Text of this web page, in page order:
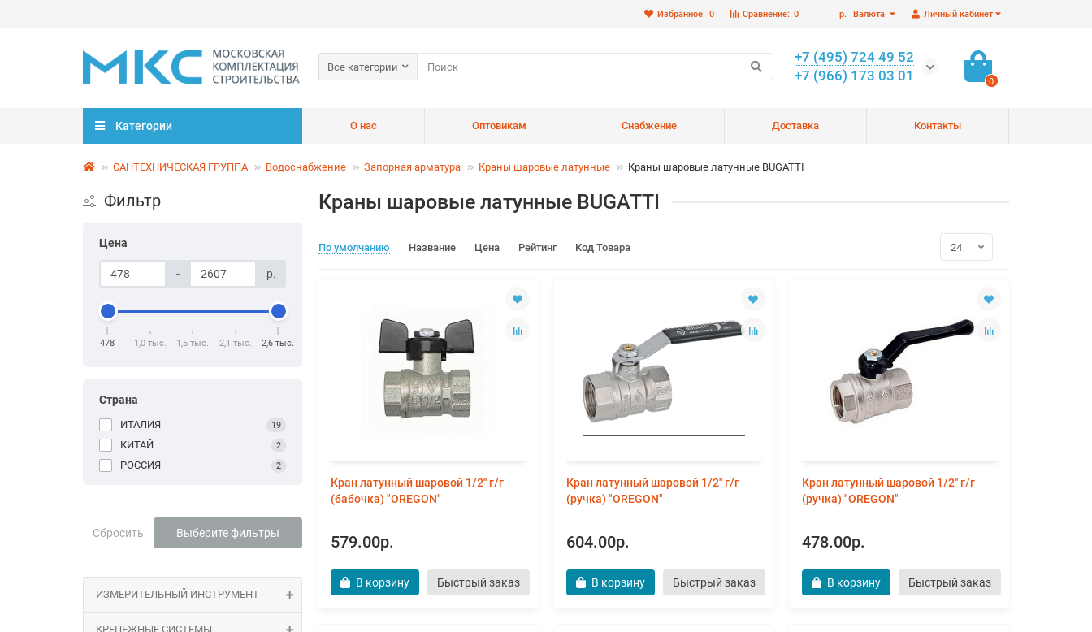
Личный кабинет
р. Валюта
Сравнение: 0
Избранное: 0
Все категории
+7 (495) 724 49 52
+7 (966) 173 03 01
0
Категории О нас Оптовикам Снабжение Доставка Контакты
САНТЕХНИЧЕСКАЯ ГРУППА Водоснабжение Запорная арматура Краны шаровые латунные Краны шаровые латунные BUGATTI
Фильтр
Цена
- р.
478 1,0 тыс. 1,5 тыс. 2,1 тыс. 2,6 тыс.
Страна
ИТАЛИЯ 19
КИТАЙ 2
РОССИЯ 2
Сбросить Выберите фильтры
ИЗМЕРИТЕЛЬНЫЙ ИНСТРУМЕНТ
КРЕПЕЖНЫЕ СИСТЕМЫ
Краны шаровые латунные BUGATTI
По умолчанию Название Цена Рейтинг Код Товара
Кран латунный шаровой 1/2'' г/г
(бабочка) "OREGON"
579.00р.
В корзину Быстрый заказ
Кран латунный шаровой 1/2'' г/г
(ручка) "OREGON"
604.00р.
В корзину Быстрый заказ
Кран латунный шаровой 1/2'' г/г
(ручка) "OREGON"
478.00р.
В корзину Быстрый заказ